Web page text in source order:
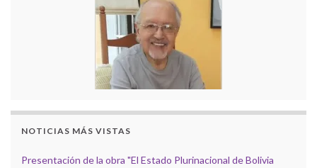
NOTICIAS MÁS VISTAS
Presentación de la obra "El Estado Plurinacional de Bolivia